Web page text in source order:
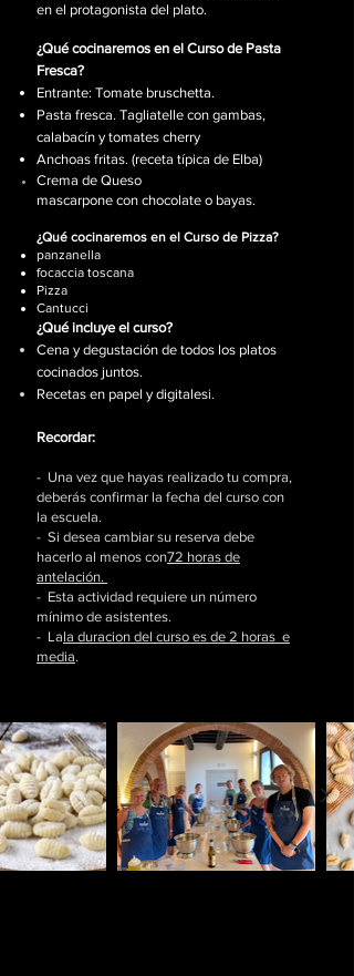
en el protagonista del plato.
¿Qué cocinaremos en el Curso de Pasta
Fresca?
Entrante: Tomate bruschetta.
Pasta fresca. Tagliatelle con gambas,
calabacín y tomates cherry
Anchoas fritas. (receta típica de Elba)
Crema de Queso
mascarpone con chocolate o bayas.
¿Qué cocinaremos en el Curso de Pizza?
panzanella
focaccia toscana
Pizza
Cantucci
¿Qué incluye el curso?​
Cena y degustación de todos los platos
cocinados juntos.
Recetas en papel y digitalesi.
Recordar:
- Una vez que hayas realizado tu compra,
deberás confirmar la fecha del curso con
la escuela.
- Si desea cambiar su reserva debe
hacerlo al menos con72 horas de
antelación.
- Esta actividad requiere un número
mínimo de asistentes.
- Lala duracion del curso es de 2 horas e
media.